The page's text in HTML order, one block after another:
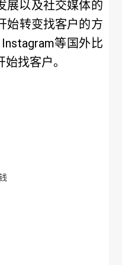
展以及社交媒体的
始转变找客户的方
等国外比
找客户。